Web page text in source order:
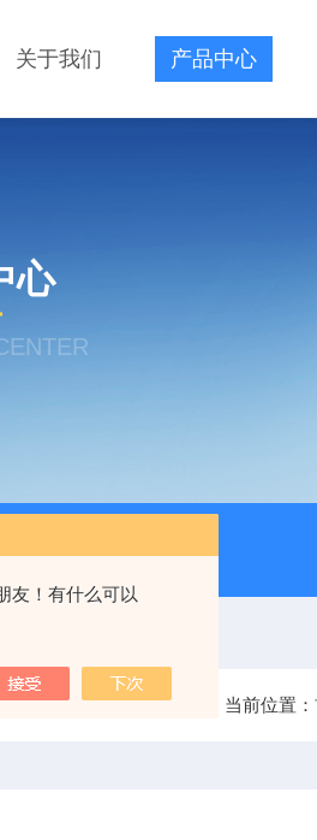
友！有什么可以
关于我们 产品中心
心
THZ-82回旋水浴恒
当前位置：